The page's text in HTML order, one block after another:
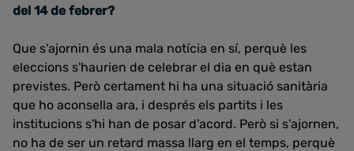
del 14 de febrer?
Que s'ajornin és una mala notícia en sí, perquè les
eleccions s'haurien de celebrar el dia en què estan
previstes. Però certament hi ha una situació sanitària
que ho aconsella ara, i després els partits i les
institucions s'hi han de posar d'acord. Però si s'ajornen,
no ha de ser un retard massa llarg en el temps, perquè